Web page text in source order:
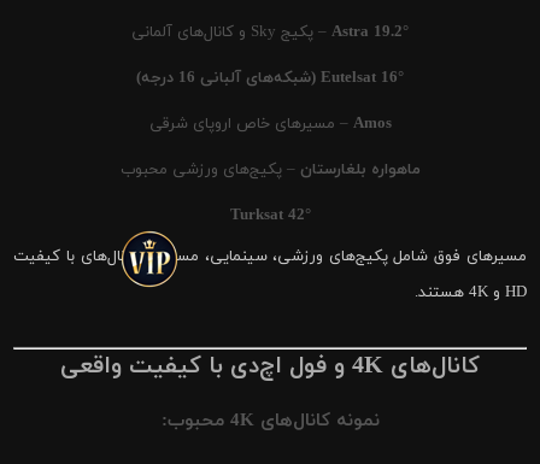
Astra 19.2° – پکیج Sky و کانال‌های آلمانی
Eutelsat 16° (شبکه‌های آلبانی 16 درجه)
Amos – مسیرهای خاص اروپای شرقی
ماهواره بلغارستان – پکیج‌های ورزشی محبوب
Turksat 42°
مسیرهای فوق شامل پکیج‌های ورزشی، سینمایی، مستند و کانال‌های با کیفیت
HD و 4K هستند.
کانال‌های 4K و فول اچ‌دی با کیفیت واقعی
نمونه کانال‌های 4K محبوب: